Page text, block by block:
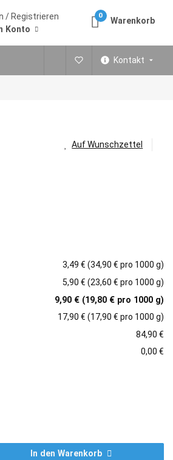
/ Registrieren
Konto
0
Warenkorb
Kontakt
3,49 € (34,90 € pro 1000 g)
5,90 € (23,60 € pro 1000 g)
9,90 € (19,80 € pro 1000 g)
17,90 € (17,90 € pro 1000 g)
84,90 €
0,00 €
In den Warenkorb
Auf Wunschzettel